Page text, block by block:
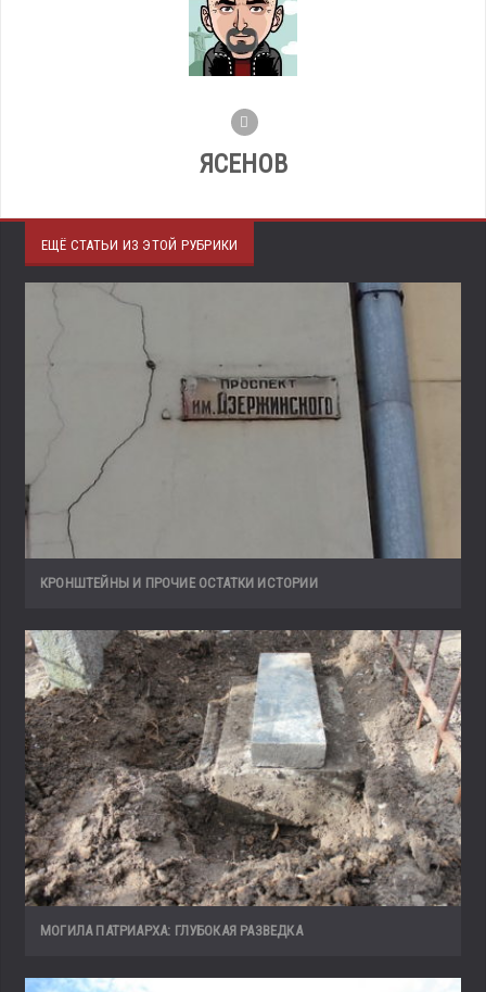
ЯСЕНОВ
ЕЩЁ СТАТЬИ ИЗ ЭТОЙ РУБРИКИ
КРОНШТЕЙНЫ И ПРОЧИЕ ОСТАТКИ ИСТОРИИ
МОГИЛА ПАТРИАРХА: ГЛУБОКАЯ РАЗВЕДКА